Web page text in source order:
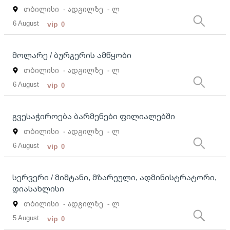
თბილისი - ადგილზე - ლ
6 August vip 0
მოლარე / ბურგერის ამწყობი
თბილისი - ადგილზე - ლ
6 August vip 0
გვესაჭიროება ბარმენები ფილიალებში
თბილისი - ადგილზე - ლ
6 August vip 0
სერვერი / მიმტანი, მზარეული, ადმინისტრატორი,
დიასახლისი
თბილისი - ადგილზე - ლ
5 August vip 0